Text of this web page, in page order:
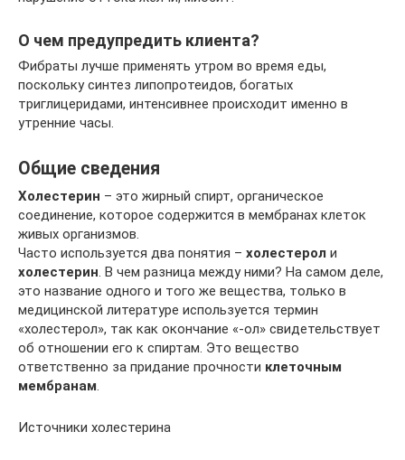
О чем предупредить клиента?
Фибраты лучше применять утром во время еды,
поскольку синтез липопротеидов, богатых
триглицеридами, интенсивнее происходит именно в
утренние часы.
Общие сведения
Холестерин – это жирный спирт, органическое
соединение, которое содержится в мембранах клеток
живых организмов.
Часто используется два понятия – холестерол и
холестерин. В чем разница между ними? На самом деле,
это название одного и того же вещества, только в
медицинской литературе используется термин
«холестерол», так как окончание «-ол» свидетельствует
об отношении его к спиртам. Это вещество
ответственно за придание прочности клеточным
мембранам.
Источники холестерина